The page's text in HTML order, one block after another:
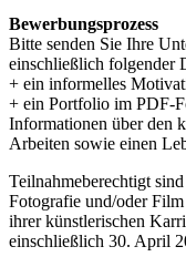
Bewerbungsprozess
Bitte senden Sie Ihre
einschließlich folgender
+ ein informelles
+ ein Portfolio im PDF-
Informationen über den
Arbeiten sowie einen
Teilnahmeberechtigt
Fotografie und/oder
ihrer künstlerischen
einschließlich 30. April